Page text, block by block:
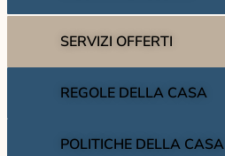
SERVIZI OFFERTI
REGOLE DELLA CASA
POLITICHE DELLA CASA